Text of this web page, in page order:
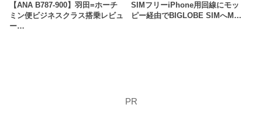
【ANA B787-900】羽田=ホーチ
ミン便ビジネスクラス搭乗レビュ
ー…
SIMフリーiPhone用回線にモッ
ピー経由でBIGLOBE SIMへM…
PR